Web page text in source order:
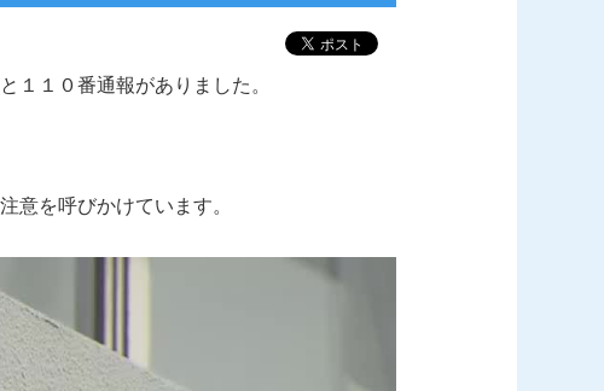
１１０番通報がありました。
意を呼びかけています。